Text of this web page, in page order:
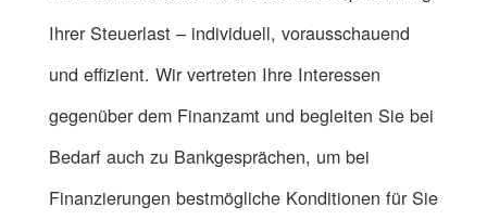
Ihrer Steuerlast – individuell, vorausschauend
und effizient. Wir vertreten Ihre Interessen
gegenüber dem Finanzamt und begleiten Sie bei
Bedarf auch zu Bankgesprächen, um bei
Finanzierungen bestmögliche Konditionen für Sie